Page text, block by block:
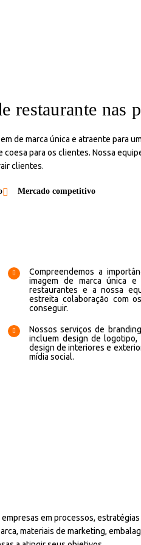
restaurante nas
de marca única e atraente para
para os clientes. Nossa
clientes.
Mercado competitivo
Compreendemos a
imagem de marca única e
restaurantes e a nossa
estreita colaboração com
conseguir.
Nossos serviços de
incluem design de logotipo,
design de interiores e
mídia social.
em processos,
materiais de marketing,